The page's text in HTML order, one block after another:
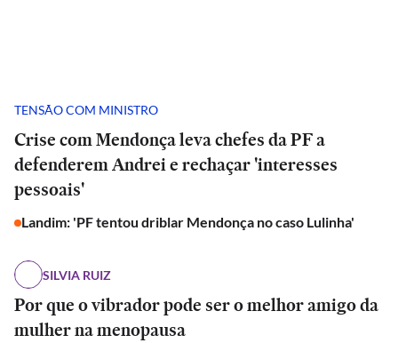
TENSÃO COM MINISTRO
Crise com Mendonça leva chefes da PF a
defenderem Andrei e rechaçar 'interesses
pessoais'
Landim: 'PF tentou driblar Mendonça no caso Lulinha'
SILVIA RUIZ
Por que o vibrador pode ser o melhor amigo da
mulher na menopausa